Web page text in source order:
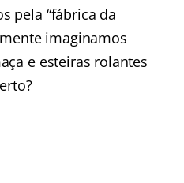
pela “fábrica da
imaginamos
e esteiras rolantes